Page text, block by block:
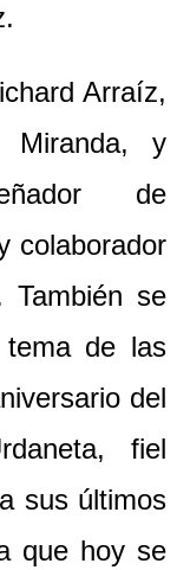
Arraíz,
Miranda, y
de
colaborador
También se
de las
del
fiel
sus últimos
que hoy se